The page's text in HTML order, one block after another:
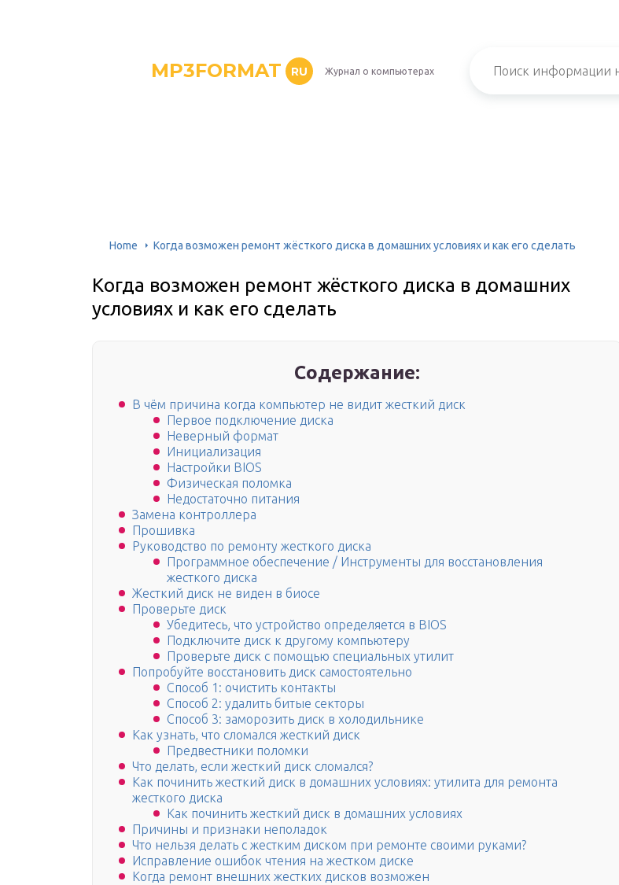
MP3FORMAT RU Журнал о компьютерах
Home Когда возможен ремонт жёсткого диска в домашних условиях и как его сделать
Когда возможен ремонт жёсткого диска в домашних
условиях и как его сделать
Содержание:
В чём причина когда компьютер не видит жесткий диск
Первое подключение диска
Неверный формат
Инициализация
Настройки BIOS
Физическая поломка
Недостаточно питания
Замена контроллера
Прошивка
Руководство по ремонту жесткого диска
Программное обеспечение / Инструменты для восстановления
жесткого диска
Жесткий диск не виден в биосе
Проверьте диск
Убедитесь, что устройство определяется в BIOS
Подключите диск к другому компьютеру
Проверьте диск с помощью специальных утилит
Попробуйте восстановить диск самостоятельно
Способ 1: очистить контакты
Способ 2: удалить битые секторы
Способ 3: заморозить диск в холодильнике
Как узнать, что сломался жесткий диск
Предвестники поломки
Что делать, если жесткий диск сломался?
Как починить жесткий диск в домашних условиях: утилита для ремонта
жесткого диска
Как починить жесткий диск в домашних условиях
Причины и признаки неполадок
Что нельзя делать с жестким диском при ремонте своими руками?
Исправление ошибок чтения на жестком диске
Когда ремонт внешних жестких дисков возможен